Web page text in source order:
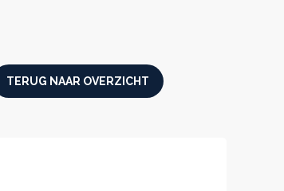
TERUG NAAR OVERZICHT